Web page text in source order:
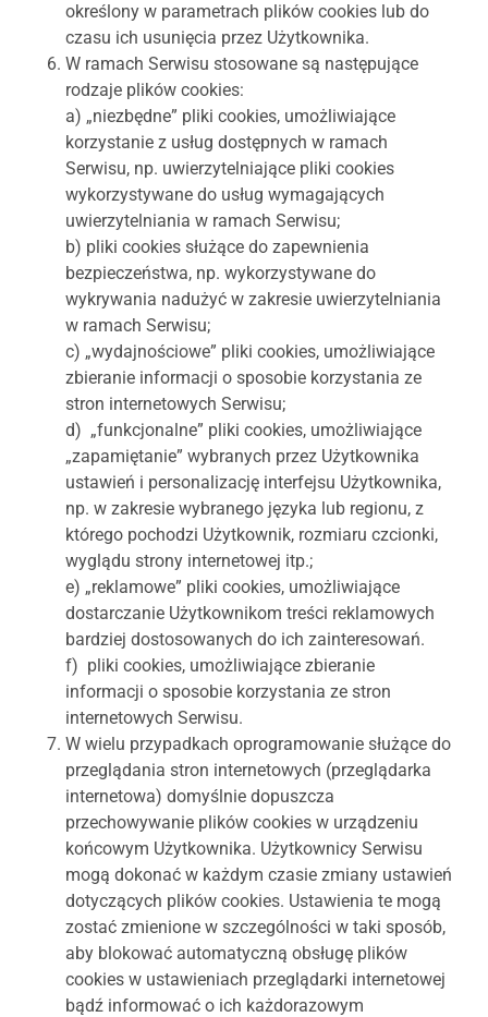
określony w parametrach plików cookies lub do
czasu ich usunięcia przez Użytkownika.
W ramach Serwisu stosowane są następujące
rodzaje plików cookies:
a) „niezbędne” pliki cookies, umożliwiające
korzystanie z usług dostępnych w ramach
Serwisu, np. uwierzytelniające pliki cookies
wykorzystywane do usług wymagających
uwierzytelniania w ramach Serwisu;
b) pliki cookies służące do zapewnienia
bezpieczeństwa, np. wykorzystywane do
wykrywania nadużyć w zakresie uwierzytelniania
w ramach Serwisu;
c) „wydajnościowe” pliki cookies, umożliwiające
zbieranie informacji o sposobie korzystania ze
stron internetowych Serwisu;
d) „funkcjonalne” pliki cookies, umożliwiające
„zapamiętanie” wybranych przez Użytkownika
ustawień i personalizację interfejsu Użytkownika,
np. w zakresie wybranego języka lub regionu, z
którego pochodzi Użytkownik, rozmiaru czcionki,
wyglądu strony internetowej itp.;
e) „reklamowe” pliki cookies, umożliwiające
dostarczanie Użytkownikom treści reklamowych
bardziej dostosowanych do ich zainteresowań.
f) pliki cookies, umożliwiające zbieranie
informacji o sposobie korzystania ze stron
internetowych Serwisu.
W wielu przypadkach oprogramowanie służące do
przeglądania stron internetowych (przeglądarka
internetowa) domyślnie dopuszcza
przechowywanie plików cookies w urządzeniu
końcowym Użytkownika. Użytkownicy Serwisu
mogą dokonać w każdym czasie zmiany ustawień
dotyczących plików cookies. Ustawienia te mogą
zostać zmienione w szczególności w taki sposób,
aby blokować automatyczną obsługę plików
cookies w ustawieniach przeglądarki internetowej
bądź informować o ich każdorazowym